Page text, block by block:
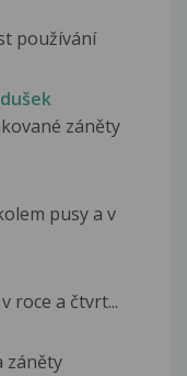
používání
záněty
pusy a v
roce a čtvrt...
záněty